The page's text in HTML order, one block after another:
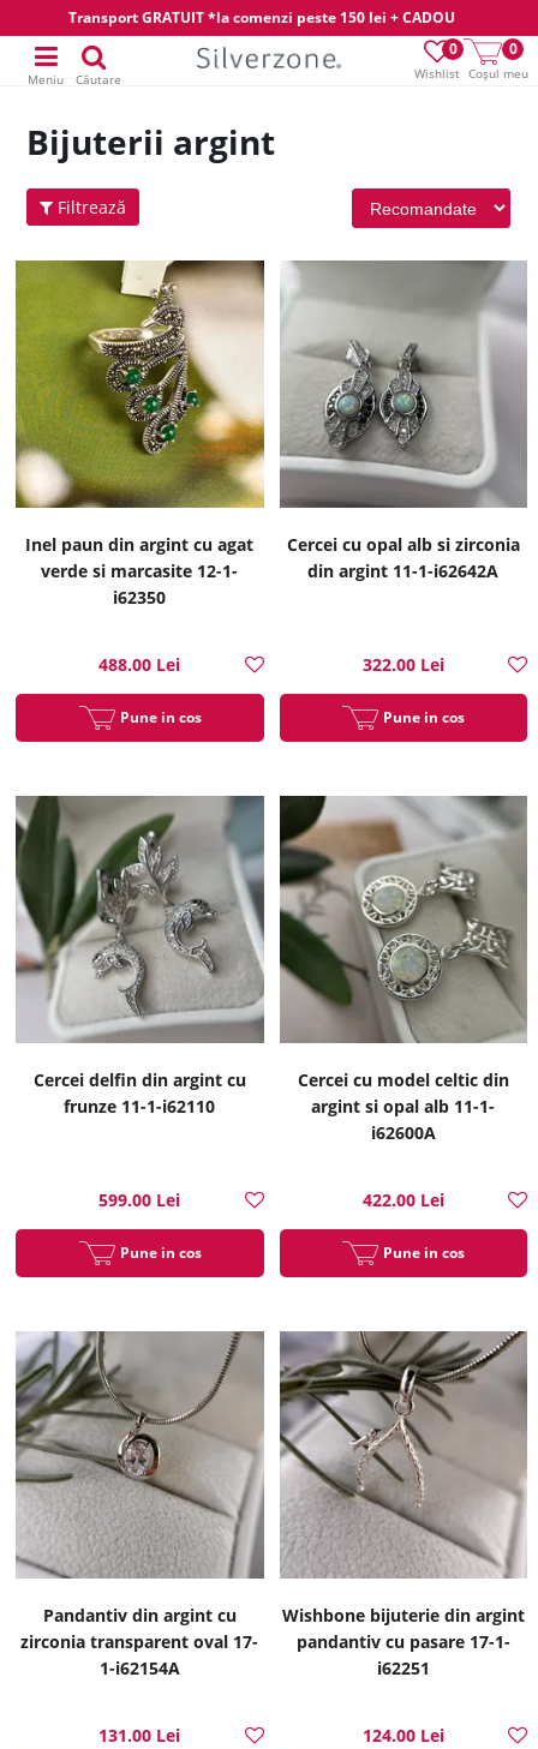
Transport GRATUIT *la comenzi peste 150 lei + CADOU
Wishlist
0
Coșul meu
0
Meniu Căutare
Bijuterii argint
Filtrează
Inel paun din argint cu agat
verde si marcasite 12-1-
i62350
488.00 Lei
Pune in cos
Cercei cu opal alb si zirconia
din argint 11-1-i62642A
322.00 Lei
Pune in cos
Cercei delfin din argint cu
frunze 11-1-i62110
599.00 Lei
Pune in cos
Cercei cu model celtic din
argint si opal alb 11-1-
i62600A
422.00 Lei
Pune in cos
Pandantiv din argint cu
zirconia transparent oval 17-
1-i62154A
131.00 Lei
Wishbone bijuterie din argint
pandantiv cu pasare 17-1-
i62251
124.00 Lei